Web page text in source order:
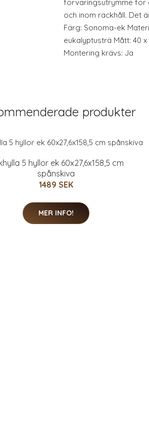
förvaringsutrymme för
och inom räckhåll. Det
Färg: Sonoma-ek
eukalyptusträ Mått: 40
Montering krävs: Ja
produkter
5 hyllor ek 60x27,6x158,5 cm
spånskiva
1489 SEK
MER INFO!